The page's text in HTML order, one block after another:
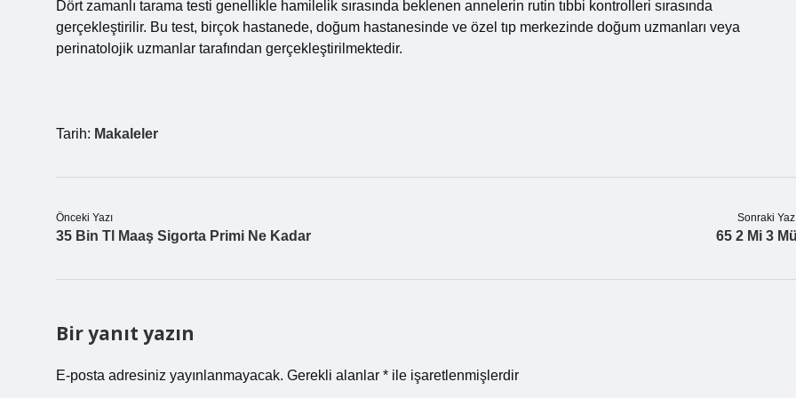
Dört zamanlı tarama testi genellikle hamilelik sırasında beklenen annelerin rutin tıbbi kontrolleri sırasında
gerçekleştirilir. Bu test, birçok hastanede, doğum hastanesinde ve özel tıp merkezinde doğum uzmanları veya
perinatolojik uzmanlar tarafından gerçekleştirilmektedir.
Tarih: Makaleler
Önceki Yazı
35 Bin Tl Maaş Sigorta Primi Ne Kadar
Sonraki
65 2 Mi 3
Bir yanıt yazın
E-posta adresiniz yayınlanmayacak. Gerekli alanlar * ile işaretlenmişlerdir